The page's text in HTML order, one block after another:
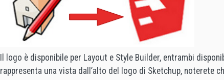
Il logo è disponibile per Layout e Style Builder, entrambi
rappresenta una vista dall’alto del logo di Sketchup, noterete